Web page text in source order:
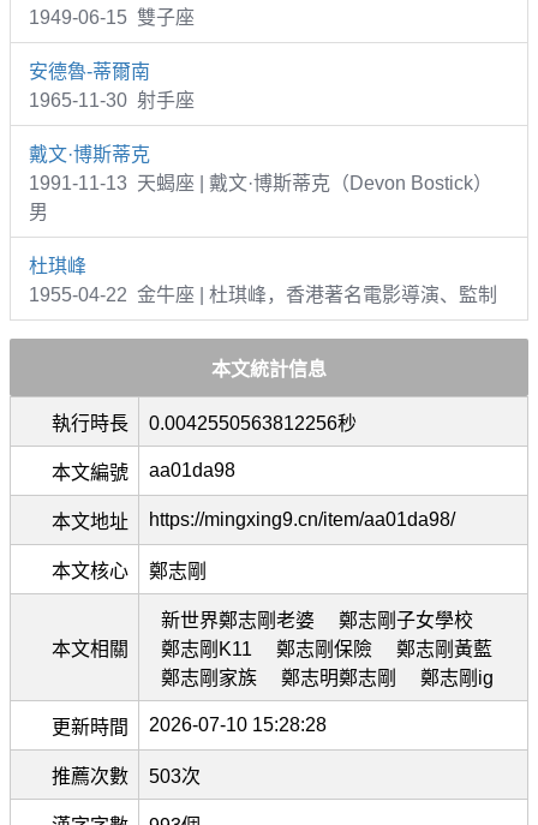
1949-06-15 雙子座
安德魯-蒂爾南
1965-11-30 射手座
戴文·博斯蒂克
1991-11-13 天蝎座 | 戴文·博斯蒂克（Devon Bostick）
男
杜琪峰
1955-04-22 金牛座 | 杜琪峰，香港著名電影導演、監制
本文統計信息
執行時長 0.0042550563812256秒
本文編號 aa01da98
本文地址 https://mingxing9.cn/item/aa01da98/
本文核心 鄭志剛
本文相關
新世界鄭志剛老婆
鄭志剛子女學校
鄭志剛K11
鄭志剛保險
鄭志剛黃藍
鄭志剛家族
鄭志明鄭志剛 鄭志剛ig
更新時間 2026-07-10 15:28:28
推薦次數 503次